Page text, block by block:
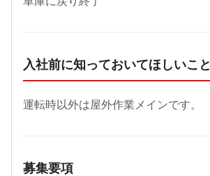
入社前に知っておいてほしいこと
運転時以外は屋外作業メインです。
募集要項